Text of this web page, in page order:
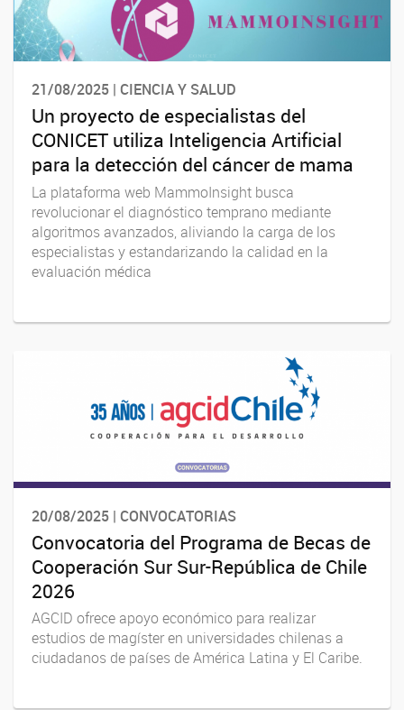
21/08/2025 | CIENCIA Y SALUD
Un proyecto de especialistas del
CONICET utiliza Inteligencia Artificial
para la detección del cáncer de mama
La plataforma web MammoInsight busca
revolucionar el diagnóstico temprano mediante
algoritmos avanzados, aliviando la carga de los
especialistas y estandarizando la calidad en la
evaluación médica
20/08/2025 | CONVOCATORIAS
Convocatoria del Programa de Becas de
Cooperación Sur Sur-República de Chile
2026
AGCID ofrece apoyo económico para realizar
estudios de magíster en universidades chilenas a
ciudadanos de países de América Latina y El Caribe.